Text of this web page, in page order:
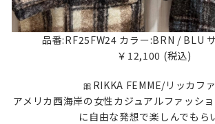
品番:RF25FW24 カラー:BRN / BLU
￥12,100 (税込)
🎀RIKKA FEMME/リッカフ
アメリカ西海岸の女性カジュアルファッシ
に自由な発想で楽しんでもら